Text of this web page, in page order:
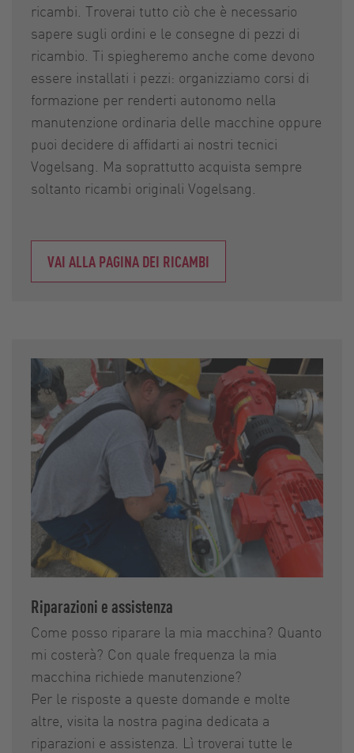
ricambi. Troverai tutto ciò che è necessario
sapere sugli ordini e le consegne di pezzi di
ricambio. Ti spiegheremo anche come devono
essere installati i pezzi: organizziamo corsi di
formazione per renderti autonomo nella
manutenzione ordinaria delle macchine oppure
puoi decidere di affidarti ai nostri tecnici
Vogelsang. Ma soprattutto acquista sempre
soltanto ricambi originali Vogelsang.
VAI ALLA PAGINA DEI RICAMBI
Riparazioni e assistenza
Come posso riparare la mia macchina? Quanto
mi costerà? Con quale frequenza la mia
macchina richiede manutenzione?
Per le risposte a queste domande e molte
altre, visita la nostra pagina dedicata a
riparazioni e assistenza. Lì troverai tutte le